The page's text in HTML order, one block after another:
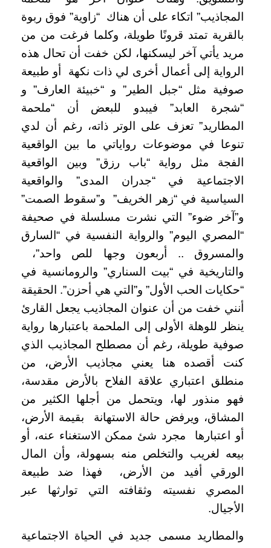
المجاذيب” اتكاء على أن هناك “زاوية” فوق ربوة
بالقرية تمتد قرونًا طويلة، وكلما فرغت من من
مريد يأتي آخر ليسكنها، لكن خفت أن تحال هذه
الرواية إلى أعمال أخرى لي ذات نكهة أو طبيعة
صوفية مثل “جبل الطير” و “خبيئة العارف” و
“شجرة العابد” فيبدو للبعض أن “ملحمة
المطاريد” تعزف على الوتر ذاته، رغم أن لدي
تنوعا في موضوعات رواياتي ما بين الواقعية
الفجة مثل رواية “باب رزق” وبين الواقعية
الاجتماعية في “جدران المدى” والواقعية
السياسية في “زهر الخريف” و”سقوط الصمت”
و”آخر ضوء” التي نشرت مسلسلة في صحيفة
“المصري اليوم” والرواية النفسية في “السارق
والمسروق .. أربعون وجها للص واحد”،
والتاريخية في “بيت السناري” والرومانسية في
“حكايات الحب الأول” و”التي هي أحزن”. الحقيقة
أنني خفت من أن عنوان المجاذيب يجعل القارئ
ينظر للوهلة الأولى إلى الملحمة باعتبارها رواية
صوفية طويلة، رغم أن مصطلح المجاذيب الذي
كنت أقصده هنا يعني مجاذيب الأرض، من
منطلق اعتباري علاقة الفلاح بالأرض مقدسة،
فهو منذور لها، ويتحمل من أجلها الكثير من
المشاق، ويرفض حالة الاستهانة بقيمة الأرض،
أو اعتبارها مجرد شئ ممكن الاستغناء عنه، أو
بيعه لغريب والتخلص منه بسهولة، وأن المال
الورقي أفيد من الأرض، فهذا ضد طبيعة
المصري نفسيته وثقافته التي توارثها عبر
الأجيال.
والمطاريد مسمى جديد في الحياة الاجتماعية